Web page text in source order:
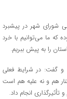
شورای شهر در پیشبرد
که ما می‌توانیم با خرد
را به پیش ببریم.
و گفت: در شرایط فعلی
هم و نه علیه هم است
انجام داد.